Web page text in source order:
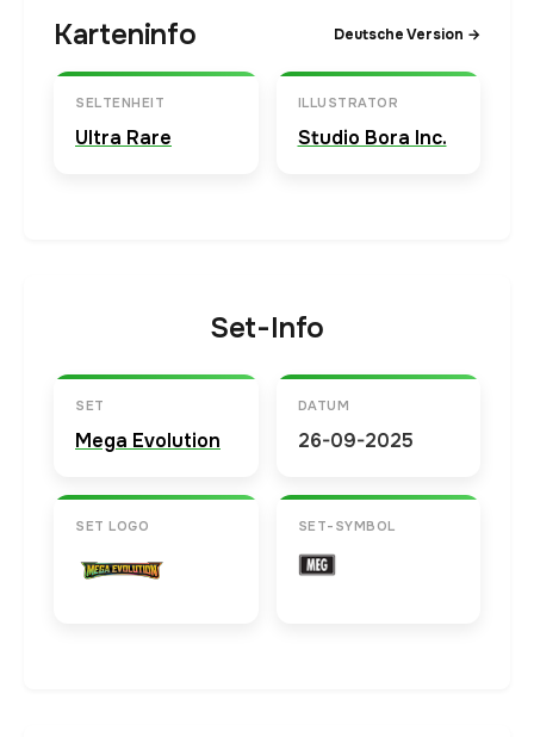
Karteninfo Deutsche Version →
SELTENHEIT
Ultra Rare
ILLUSTRATOR
Studio Bora Inc.
Set-Info
SET
Mega Evolution
DATUM
26-09-2025
SET LOGO SET-SYMBOL